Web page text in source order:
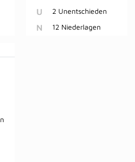
U 2 Unentschieden
N 12 Niederlagen